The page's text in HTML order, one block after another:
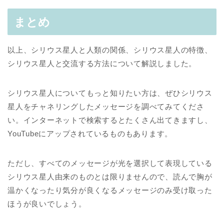
まとめ
以上、シリウス星人と人類の関係、シリウス星人の特徴、
シリウス星人と交流する方法について解説しました。
シリウス星人についてもっと知りたい方は、ぜひシリウス
星人をチャネリングしたメッセージを調べてみてくださ
い。インターネットで検索するとたくさん出てきますし、
YouTubeにアップされているものもあります。
ただし、すべてのメッセージが光を選択して表現している
シリウス星人由来のものとは限りませんので、読んで胸が
温かくなったり気分が良くなるメッセージのみ受け取った
ほうが良いでしょう。